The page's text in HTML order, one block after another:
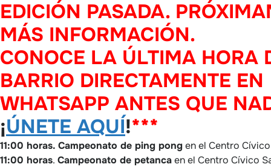
EDICIÓN PASADA.
MÁS INFORMACIÓN.
CONOCE LA ÚLTIMA HORA
BARRIO DIRECTAMENTE EN
WHATSAPP ANTES QUE
¡ÚNETE AQUÍ!***
11:00 horas. Campeonato de ping pongen el Centro
11:00 horas. Campeonato de petancaen el Centro Cívico